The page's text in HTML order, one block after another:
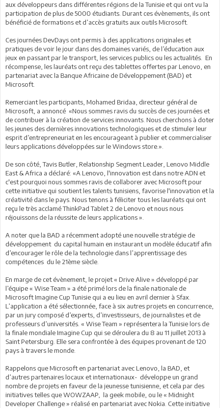
aux développeurs dans différentes régions de la Tunisie et qui ont vu la
participation de plus de 5000 étudiants. Durant ces évènements, ils ont
bénéficié de formations et d’accès gratuits aux outils Microsoft.
Ces journées DevDays ont permis à des applications originales et
pratiques de voir le jour dans des domaines variés, de l’éducation aux
jeux en passant par le transport, les services publics ou les actualités. En
récompense, les lauréats ont reçu des tablettes offertes par Lenovo, en
partenariat avec la Banque Africaine de Développement (BAD) et
Microsoft.
Remerciant les participants, Mohamed Bridaa, directeur général de
Microsoft, a annoncé «Nous sommes ravis du succès de ces journées et
de contribuer à la création de services innovants. Nous cherchons à doter
les jeunes des dernières innovations technologiques et de stimuler leur
esprit d’entrepreneuriat en les encourageant à publier et commercialiser
leurs applications développées sur le Windows store.».
De son côté, Tavis Butler, Relationship Segment Leader, Lenovo Middle
East & Africa a déclaré: «A Lenovo, l'innovation est dans notre ADN et
c'est pourquoi nous sommes ravis de collaborer avec Microsoft pour
cette initiative qui soutient les talents tunisiens, favorise l'innovation et la
créativité dans le pays. Nous tenons à féliciter tous les lauréats qui ont
reçu le très acclamé ThinkPad Tablet 2 de Lenovo et nous nous
réjouissons de la réussite de leurs applications ».
A noter que la BAD a récemment adopté une nouvelle stratégie de
développement du capital humain en instaurant un modèle éducatif afin
d’encourager le rôle de la technologie dans l’apprentissage des
compétences du le 21ème siècle.
En marge de cet évènement, le projet « Drive Alive » développé par
l’équipe « Wise Team » a été primé lors de la finale nationale de
Microsoft Imagine Cup Tunisie qui a eu lieu en avril dernier à Sfax.
L’application a été sélectionnée, face à six autres projets en concurrence,
par un jury composé d’experts, d’investisseurs, de journalistes et de
professeurs d’universités. « Wise Team » représentera la Tunisie lors de
la finale mondiale Imagine Cup qui se déroulera du 8 au 11 juillet 2013 à
Saint Petersburg. Elle sera confrontée à des équipes provenant de 120
pays à travers le monde.
Rappelons que Microsoft en partenariat avec Lenovo, la BAD, et
d’autres partenaires locaux et internationaux- développe un grand
nombre de projets en faveur de la jeunesse tunisienne, et cela par des
initiatives telles que WOWZAAP, la geek mobile, ou le « Midnight
Developer Challenge » réalisé en partenariat avec Nokia. Cette initiative